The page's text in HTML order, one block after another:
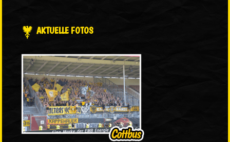
AKTUELLE FOTOS